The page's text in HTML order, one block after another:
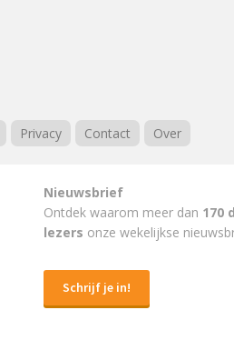
Privacy Contact Over
Nieuwsbrief
Ontdek waarom meer dan 170
lezers onze wekelijkse
Schrijf je in!